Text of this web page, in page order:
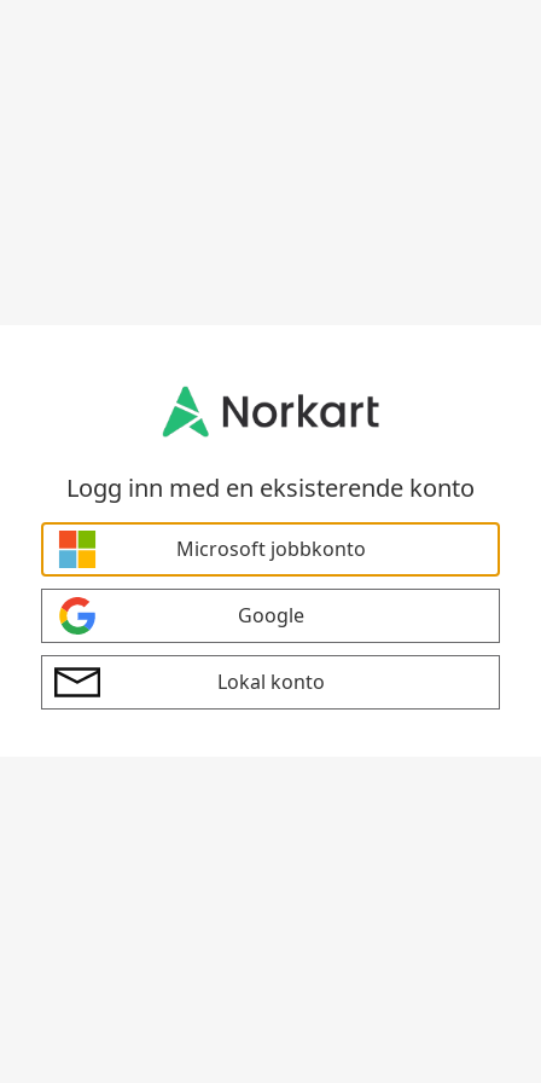
Logg inn med en eksisterende konto
Microsoft jobbkonto
Google
Lokal konto